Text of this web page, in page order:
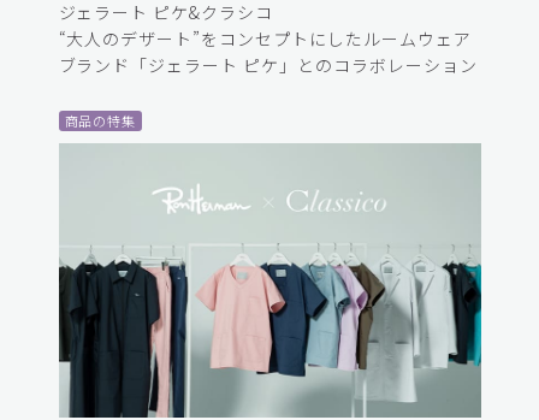
ジェラート ピケ&クラシコ
“大人のデザート”をコンセプトにしたルームウェア
ブランド「ジェラート ピケ」とのコラボレーション
商品の特集